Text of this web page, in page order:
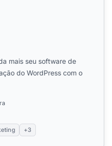
mais seu software de
do WordPress com o
+3